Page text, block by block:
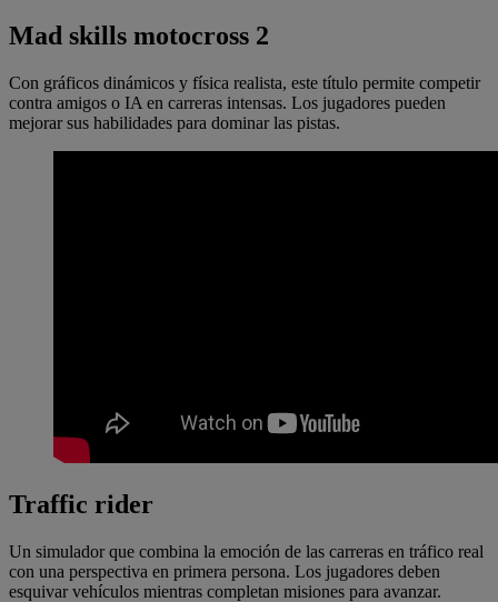
Mad skills motocross 2
Con gráficos dinámicos y física realista, este título permite competir
contra amigos o IA en carreras intensas. Los jugadores pueden
mejorar sus habilidades para dominar las pistas.
Traffic rider
Un simulador que combina la emoción de las carreras en tráfico real
con una perspectiva en primera persona. Los jugadores deben
esquivar vehículos mientras completan misiones para avanzar.